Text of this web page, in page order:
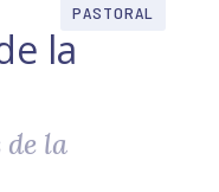
PASTORAL
la
la